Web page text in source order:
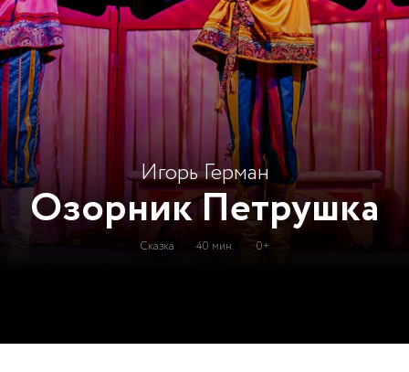
Игорь Герман
Озорник Петрушка
Сказка 40 мин. 0+